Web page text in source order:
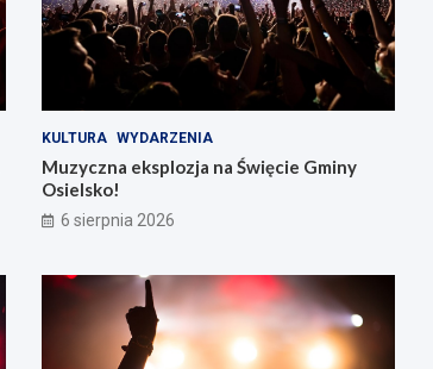
KULTURA WYDARZENIA
Muzyczna eksplozja na Święcie Gminy
Osielsko!
6 sierpnia 2026